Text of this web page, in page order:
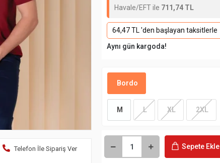
Telefon İle Sipariş Ver
Havale/EFT ile 711,74 TL
64,47 TL 'den başlayan taksitlerle
Aynı gün kargoda!
Bordo
M L XL 2XL
Sepete Ekle